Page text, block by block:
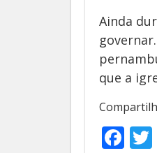
Ainda
que a